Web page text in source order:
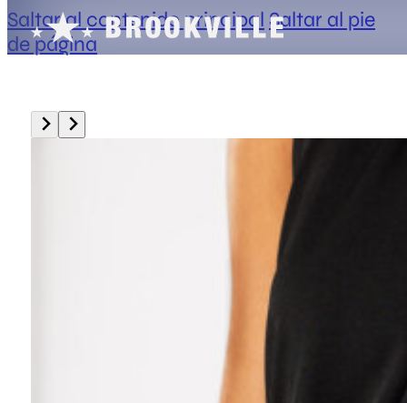
Saltar al contenido principal Saltar al pie
de página